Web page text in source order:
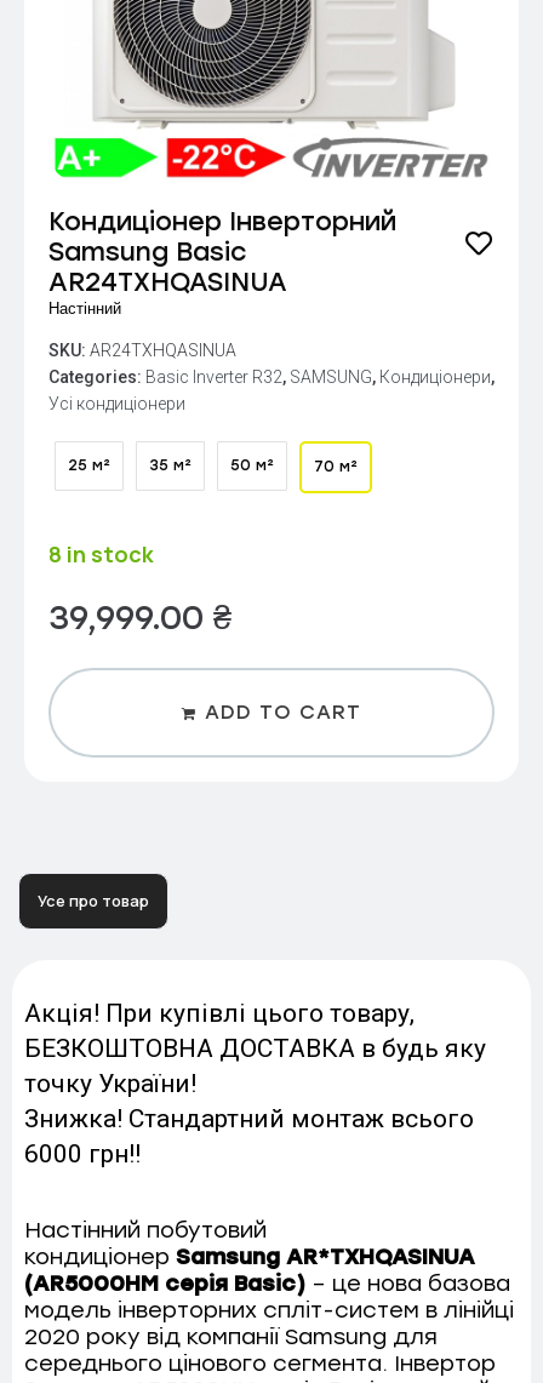
Кондиціонер Інверторний
Samsung Basic
AR24TXHQASINUA
Настінний
SKU: AR24TXHQASINUA
Categories: Basic Inverter R32, SAMSUNG, Кондиціонери,
Усі кондиціонери
25 м² 35 м² 50 м² 70 м²
8 in stock
39,999.00 ₴
ADD TO CART
Усе про товар
Акція! При купівлі цього товару,
БЕЗКОШТОВНА ДОСТАВКА в будь яку
точку України!
Знижка! Стандартний монтаж всього
6000 грн!!
Настінний побутовий
кондиціонер Samsung AR*TXHQASINUA
(AR5000HM серія Basic) – це нова базова
модель інверторних спліт-систем в лінійці
2020 року від компанії Samsung для
середнього цінового сегмента. Інвертор